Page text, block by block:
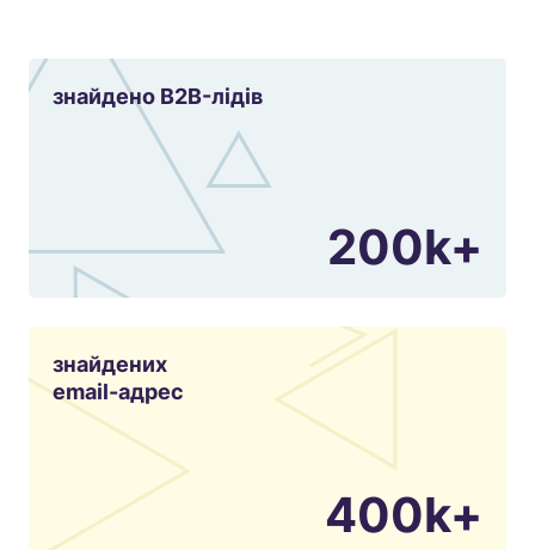
знайдено B2B-лідів
200k+
знайдених
email-адрес
400k+